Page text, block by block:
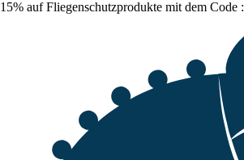
15% auf Fliegenschutzprodukte mit dem Code :